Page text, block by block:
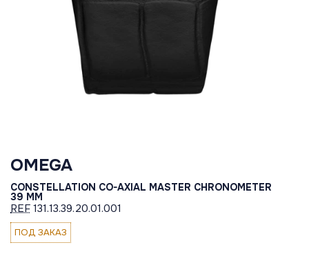
OMEGA
CONSTELLATION CO-AXIAL MASTER CHRONOMETER
39 MM
REF 131.13.39.20.01.001
ПОД ЗАКАЗ